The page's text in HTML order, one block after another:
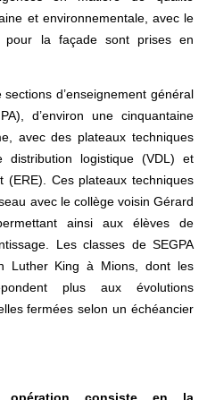
et environnementale, avec le
pour la façade sont prises en
d’enseignement général
d’environ une cinquantaine
avec des plateaux techniques
logistique (VDL) et
(ERE). Ces plateaux techniques
avec le collège voisin Gérard
ainsi aux élèves de
Les classes de SEGPA
Luther King à Mions, dont les
plus aux évolutions
fermées selon un échéancier
opération consiste en la